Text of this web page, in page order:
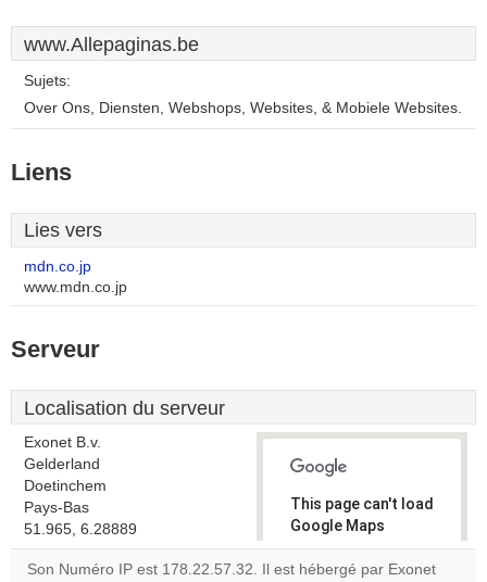
www.Allepaginas.be
Sujets:
Over Ons, Diensten, Webshops, Websites, & Mobiele Websites.
Liens
Lies vers
mdn.co.jp
www.mdn.co.jp
Serveur
Localisation du serveur
Exonet B.v.
Gelderland
Doetinchem
Pays-Bas
51.965, 6.28889
This page can't load
Google Maps
correctly.
Son Numéro IP est 178.22.57.32. Il est hébergé par Exonet